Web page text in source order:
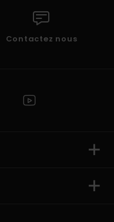
Contactez nous